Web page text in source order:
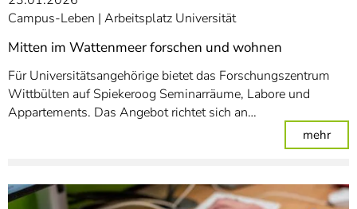
Campus-Leben Arbeitsplatz Universität
Mitten im Wattenmeer forschen und wohnen
Für Universitätsangehörige bietet das Forschungszentrum
Wittbülten auf Spiekeroog Seminarräume, Labore und
Appartements. Das Angebot richtet sich an…
mehr: